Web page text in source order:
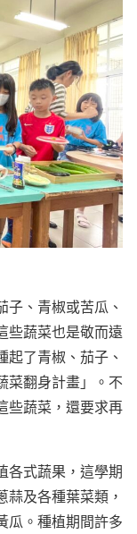
、青椒或苦瓜、
些蔬菜也是敬而遠
了青椒、茄子、
菜翻身計畫」。不
些蔬菜，還要求再
各式蔬果，這學期
及各種葉菜類，
瓜。種植期間許多